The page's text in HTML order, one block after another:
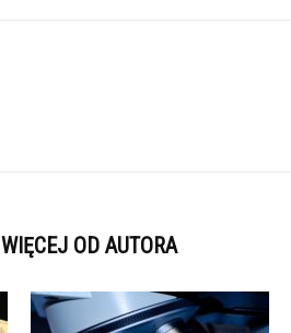
WIĘCEJ OD AUTORA